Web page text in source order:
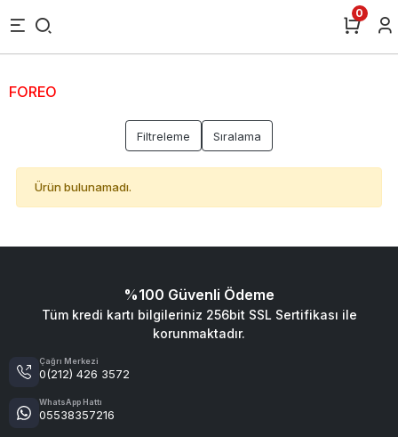
0
FOREO
Filtreleme Sıralama
Ürün bulunamadı.
%100 Güvenli Ödeme
Tüm kredi kartı bilgileriniz 256bit SSL Sertifikası ile
korunmaktadır.
Çağrı Merkezi
0(212) 426 3572
WhatsApp Hattı
05538357216